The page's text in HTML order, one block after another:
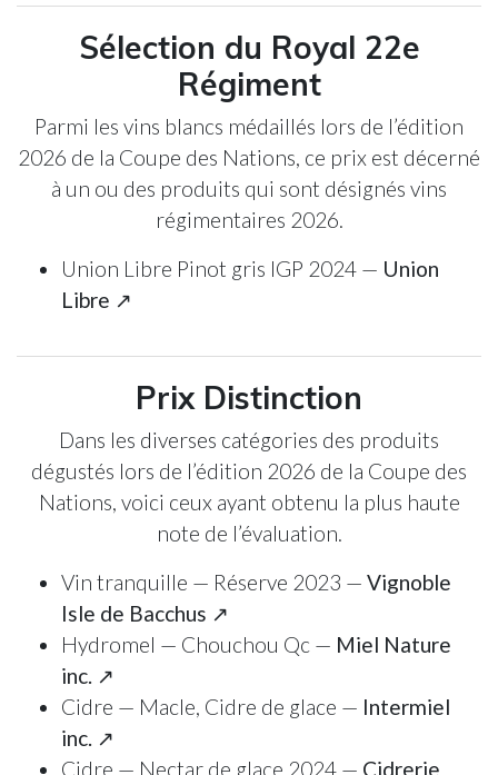
Sélection du Royal 22e
Régiment
Parmi les vins blancs médaillés lors de l’édition
2026 de la Coupe des Nations, ce prix est décerné
à un ou des produits qui sont désignés vins
régimentaires 2026.
Union Libre Pinot gris IGP 2024 — Union
Libre ↗
Prix Distinction
Dans les diverses catégories des produits
dégustés lors de l’édition 2026 de la Coupe des
Nations, voici ceux ayant obtenu la plus haute
note de l’évaluation.
Vin tranquille — Réserve 2023 — Vignoble
Isle de Bacchus ↗
Hydromel — Chouchou Qc — Miel Nature
inc. ↗
Cidre — Macle, Cidre de glace — Intermiel
inc. ↗
Cidre — Nectar de glace 2024 — Cidrerie